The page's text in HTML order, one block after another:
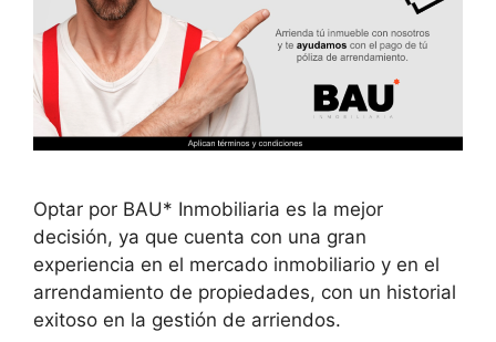
Optar por BAU* Inmobiliaria es la mejor
decisión, ya que cuenta con una gran
experiencia en el mercado inmobiliario y en el
arrendamiento de propiedades, con un historial
exitoso en la gestión de arriendos.